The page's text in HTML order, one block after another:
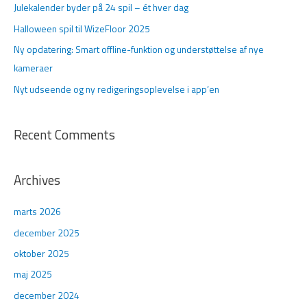
r
:
Julekalender byder på 24 spil – ét hver dag
Halloween spil til WizeFloor 2025
Ny opdatering: Smart offline-funktion og understøttelse af nye
kameraer
Nyt udseende og ny redigeringsoplevelse i app’en
Recent Comments
Archives
marts 2026
december 2025
oktober 2025
maj 2025
december 2024